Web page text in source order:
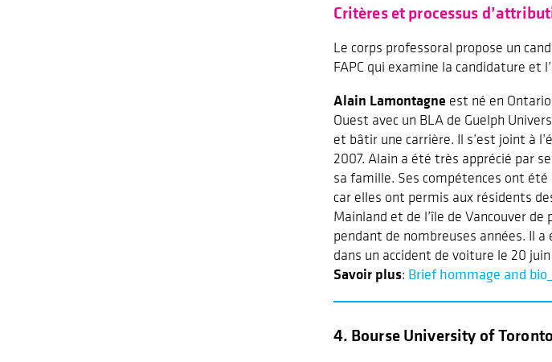
Critères et processus
Le corps professoral propose un
FAPC qui examine la candidature et
Alain Lamontagne est né en
Ouest avec un BLA de Guelph
et bâtir une carrière. Il s’est joint à
2007. Alain a été très apprécié par
sa famille. Ses compétences ont
car elles ont permis aux résidents
Mainland et de l’île de Vancouver
pendant de nombreuses années. Il
dans un accident de voiture le 20
Savoir plus: Brief hommage and
4. Bourse University of